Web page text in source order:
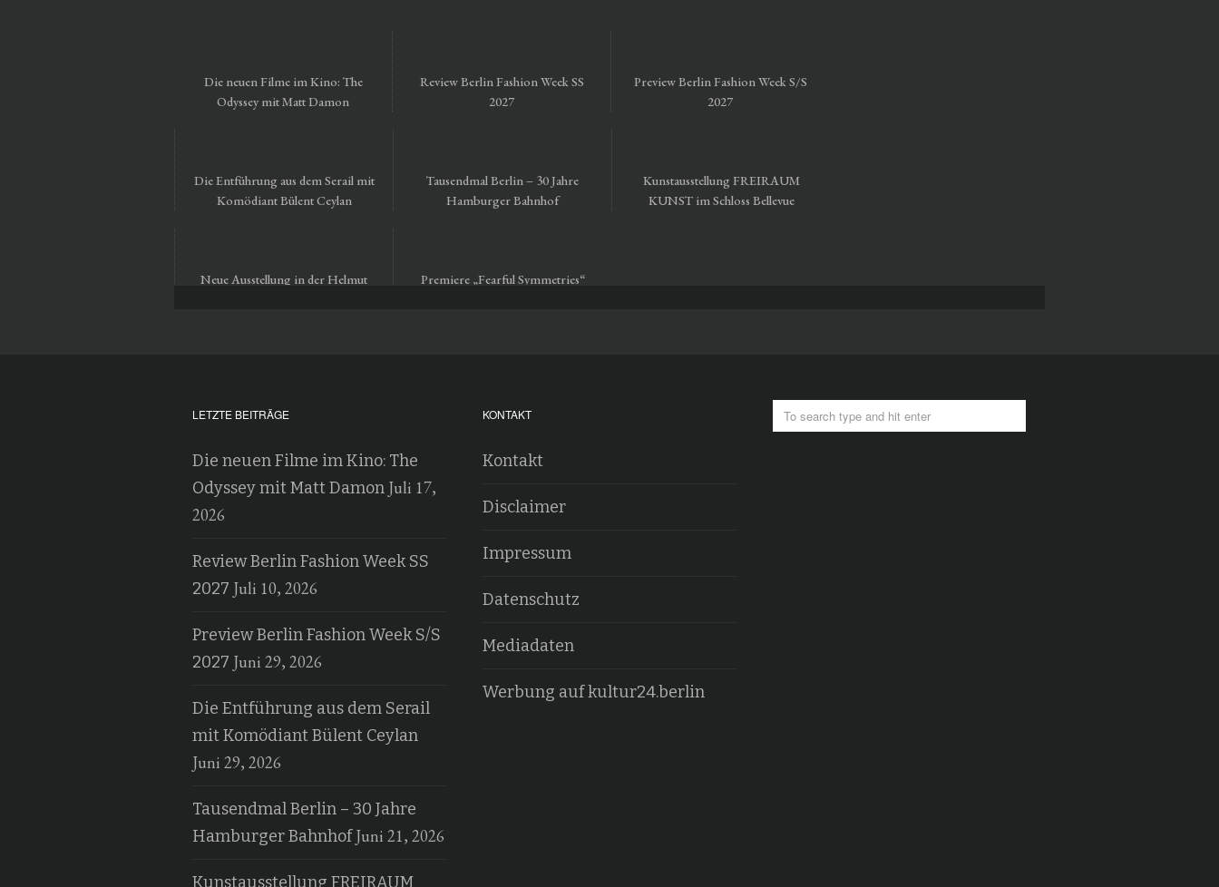
Die neuen Filme im Kino: The
Odyssey mit Matt Damon
Review Berlin Fashion Week SS
2027
Preview Berlin Fashion Week S/S
2027
Die Entführung aus dem Serail mit
Komödiant Bülent Ceylan
Tausendmal Berlin – 30 Jahre
Hamburger Bahnhof
Kunstausstellung FREIRAUM
KUNST im Schloss Bellevue
Neue Ausstellung in der Helmut
Premiere „Fearful Symmetries“
LETZTE BEITRÄGE
Die neuen Filme im Kino: The
Odyssey mit Matt Damon Juli 17,
2026
Review Berlin Fashion Week SS
2027 Juli 10, 2026
Preview Berlin Fashion Week S/S
2027 Juni 29, 2026
Die Entführung aus dem Serail
mit Komödiant Bülent Ceylan
Juni 29, 2026
Tausendmal Berlin – 30 Jahre
Hamburger Bahnhof Juni 21, 2026
Kunstausstellung FREIRAUM
KONTAKT
Kontakt
Disclaimer
Impressum
Datenschutz
Mediadaten
Werbung auf kultur24.berlin